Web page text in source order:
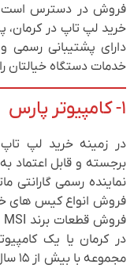
فروش در دسترس است.
خرید لپ تاپ در کرمان،
دارای پشتیبانی رسمی
خدمات دستگاه خیالتان
۱- کامپیوتر پارس
در زمینه خرید لپ تاپ
برجسته و قابل اعتماد
نماینده رسمی گارانتی
فروش انواع کیس های
در کرمان یا یک